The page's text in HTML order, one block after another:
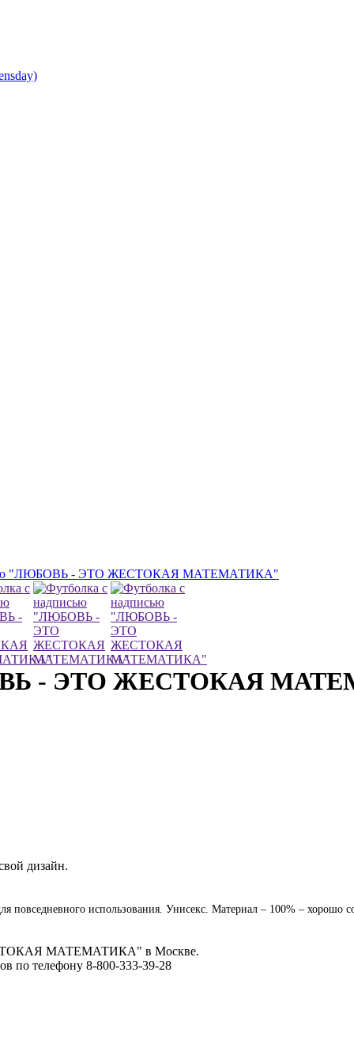
"ЛЮБОВЬ - ЭТО ЖЕСТОКАЯ МАТЕМАТИКА"
- ЭТО ЖЕСТОКАЯ
дизайн.
повседневного использования. Унисекс. Материал – 100% –
МАТЕМАТИКА" в Москве.
по телефону 8-800-333-39-28